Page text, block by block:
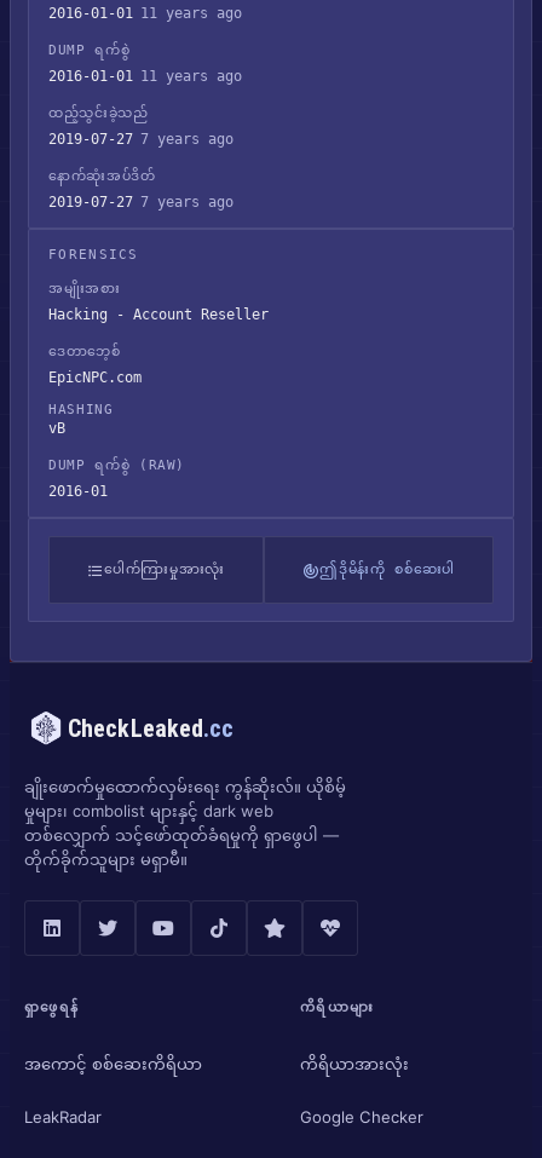
2016-01-01 11 years ago
DUMP ရက်စွဲ
2016-01-01 11 years ago
ထည့်သွင်းခဲ့သည်
2019-07-27 7 years ago
နောက်ဆုံးအပ်ဒိတ်
2019-07-27 7 years ago
FORENSICS
အမျိုးအစား
Hacking - Account Reseller
ဒေတာဘေ့စ်
EpicNPC.com
HASHING
vB
DUMP ရက်စွဲ (RAW)
2016-01
ပေါက်ကြားမှုအားလုံး ဤဒိုမိန်းကို စစ်ဆေးပါ
CheckLeaked.cc
ချိုးဖောက်မှုထောက်လှမ်းရေး ကွန်ဆိုးလ်။ ယိုစိမ့်
မှုများ၊ combolist များနှင့် dark web
တစ်လျှောက် သင့်ဖော်ထုတ်ခံရမှုကို ရှာဖွေပါ —
တိုက်ခိုက်သူများ မရှာမီ။
ရှာဖွေရန်
အကောင့် စစ်ဆေးကိရိယာ
LeakRadar
ကိရိယာများ
ကိရိယာအားလုံး
Google Checker